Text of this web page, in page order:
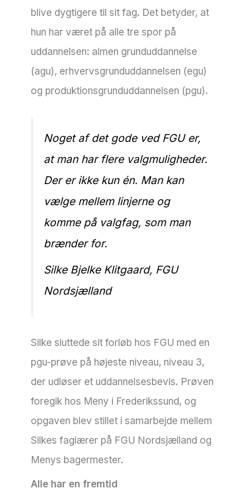
blive dygtigere til sit fag. Det betyder, at
hun har været på alle tre spor på
uddannelsen: almen grunduddannelse
(agu), erhvervsgrunduddannelsen (egu)
og produktionsgrunduddannelsen (pgu).
Noget af det gode ved FGU er,
at man har flere valgmuligheder.
Der er ikke kun én. Man kan
vælge mellem linjerne og
komme på valgfag, som man
brænder for.
Silke Bjelke Klitgaard, FGU
Nordsjælland
Silke sluttede sit forløb hos FGU med en
pgu-prøve på højeste niveau, niveau 3,
der udløser et uddannelsesbevis. Prøven
foregik hos Meny i Frederikssund, og
opgaven blev stillet i samarbejde mellem
Silkes faglærer på FGU Nordsjælland og
Menys bagermester.
Alle har en fremtid